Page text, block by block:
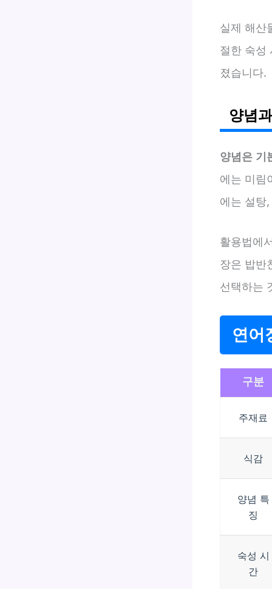
실제 해산
절한 숙성
졌습니다.
양념
양념은 기
에는 미림
에는 설탕
활용법에
장은 밥반
선택하는
연어
구분
주재료
식감
양념 특
징
숙성 시
간